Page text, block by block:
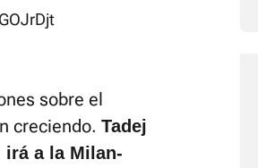
sobre el
creciendo. Tadej
irá a la Milan-